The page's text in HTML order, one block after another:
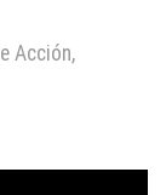
Acción,